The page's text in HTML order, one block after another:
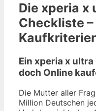
Die xperia x
Checkliste
Ein xperia x
doch Online
Die Mutter aller
Million Deutschen